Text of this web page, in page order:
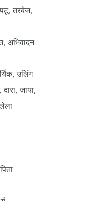
तरबेज,
अभिवादन
उलिंग
जाया,